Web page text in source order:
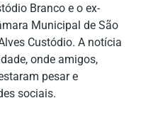
Branco e o ex-
Municipal de São
Custódio. A notícia
onde amigos,
pesar e
sociais.